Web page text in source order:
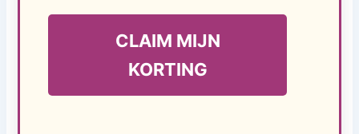
CLAIM MIJN
KORTING